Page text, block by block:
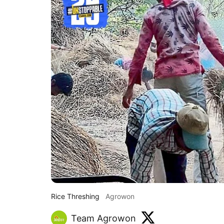
Rice Threshing Agrowon
Team Agrowon